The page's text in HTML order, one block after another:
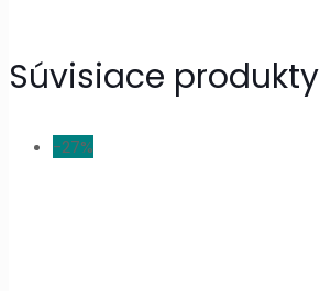
Súvisiace produkty
-27%